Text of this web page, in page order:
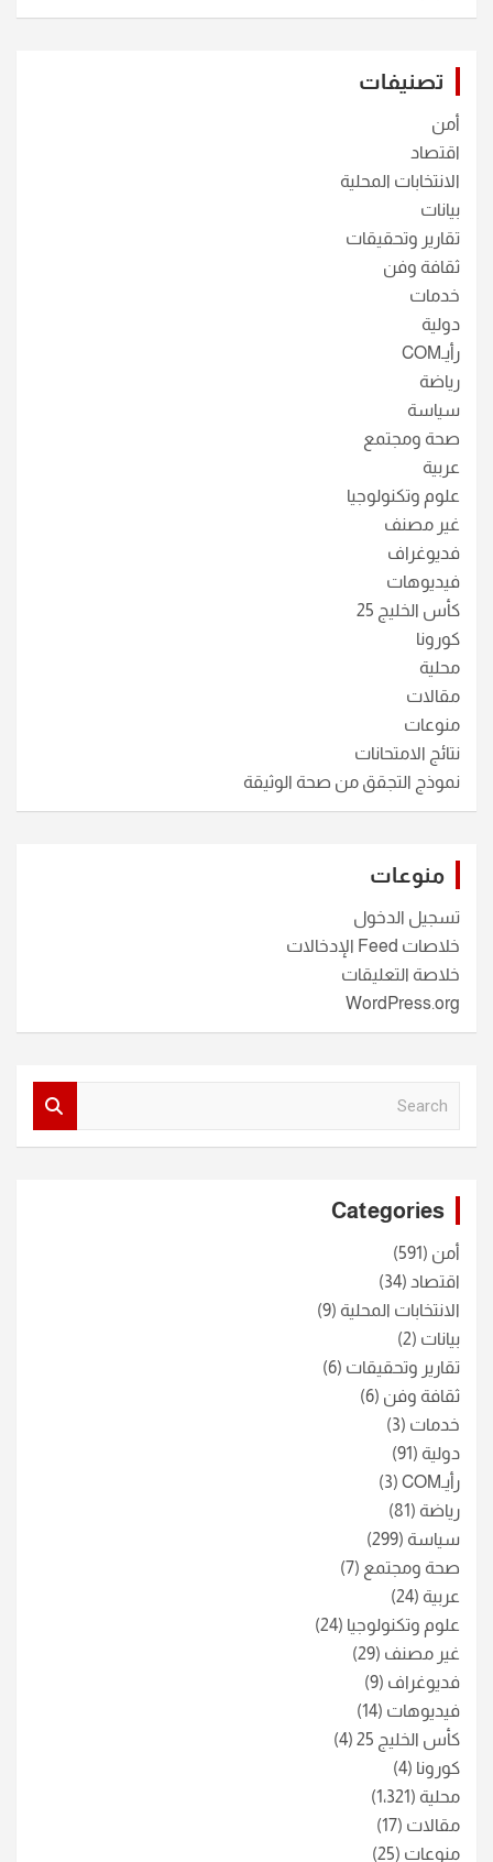
تصنيفات
أمن
اقتصاد
الانتخابات المحلية
بيانات
تقارير وتحقيقات
ثقافة وفن
خدمات
دولية
رأيـCOM
رياضة
سياسة
صحة ومجتمع
عربية
علوم وتكنولوجيا
غير مصنف
فديوغراف
فيديوهات
كأس الخليج 25
كورونا
محلية
مقالات
منوعات
نتائج الامتحانات
نموذج التجقق من صحة الوثيقة
منوعات
تسجيل الدخول
خلاصات Feed الإدخالات
خلاصة التعليقات
WordPress.org
Categories
أمن (591)
اقتصاد (34)
الانتخابات المحلية (9)
بيانات (2)
تقارير وتحقيقات (6)
ثقافة وفن (6)
خدمات (3)
دولية (91)
رأيـCOM
(3)
رياضة (81)
سياسة (299)
صحة ومجتمع (7)
عربية (24)
علوم وتكنولوجيا (24)
غير مصنف (29)
فديوغراف (9)
فيديوهات (14)
كأس الخليج 25
(4)
كورونا (4)
محلية (1٬321)
مقالات (17)
منوعات (25)